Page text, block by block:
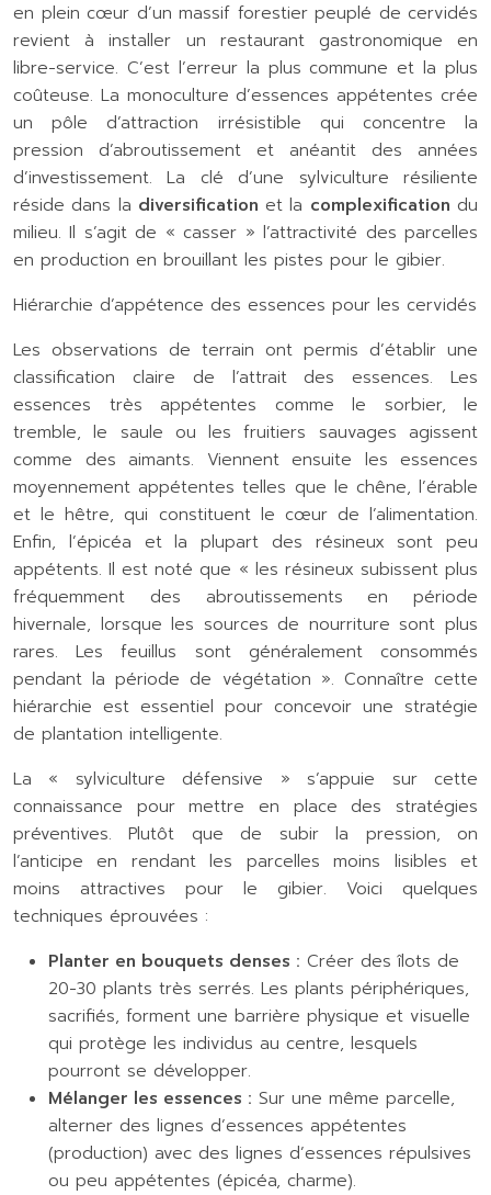
en plein cœur d’un massif forestier peuplé de cervidés
revient à installer un restaurant gastronomique en
libre-service. C’est l’erreur la plus commune et la plus
coûteuse. La monoculture d’essences appétentes crée
un pôle d’attraction irrésistible qui concentre la
pression d’abroutissement et anéantit des années
d’investissement. La clé d’une sylviculture résiliente
réside dans la diversification et la complexification du
milieu. Il s’agit de « casser » l’attractivité des parcelles
en production en brouillant les pistes pour le gibier.
Hiérarchie d’appétence des essences pour les cervidés
Les observations de terrain ont permis d’établir une
classification claire de l’attrait des essences. Les
essences très appétentes comme le sorbier, le
tremble, le saule ou les fruitiers sauvages agissent
comme des aimants. Viennent ensuite les essences
moyennement appétentes telles que le chêne, l’érable
et le hêtre, qui constituent le cœur de l’alimentation.
Enfin, l’épicéa et la plupart des résineux sont peu
appétents. Il est noté que « les résineux subissent plus
fréquemment des abroutissements en période
hivernale, lorsque les sources de nourriture sont plus
rares. Les feuillus sont généralement consommés
pendant la période de végétation ». Connaître cette
hiérarchie est essentiel pour concevoir une stratégie
de plantation intelligente.
La « sylviculture défensive » s’appuie sur cette
connaissance pour mettre en place des stratégies
préventives. Plutôt que de subir la pression, on
l’anticipe en rendant les parcelles moins lisibles et
moins attractives pour le gibier. Voici quelques
techniques éprouvées :
Planter en bouquets denses : Créer des îlots de
20-30 plants très serrés. Les plants périphériques,
sacrifiés, forment une barrière physique et visuelle
qui protège les individus au centre, lesquels
pourront se développer.
Mélanger les essences : Sur une même parcelle,
alterner des lignes d’essences appétentes
(production) avec des lignes d’essences répulsives
ou peu appétentes (épicéa, charme).